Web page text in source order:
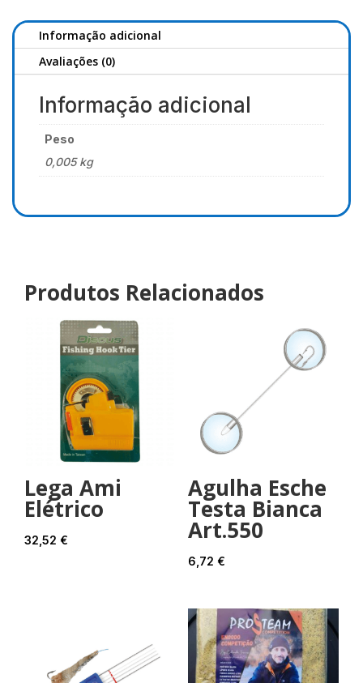
Informação adicional
Avaliações (0)
Informação adicional
Peso
0,005 kg
Produtos Relacionados
Lega Ami
Elétrico
32,52 €
Agulha Esche
Testa Bianca
Art.550
6,72 €